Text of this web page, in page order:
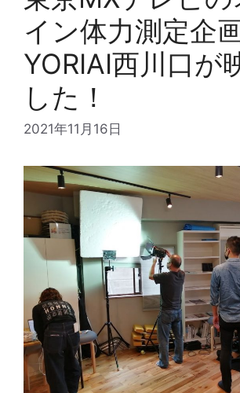
イン体力測定企
YORIAI西川口が
した！
2021年11月16日